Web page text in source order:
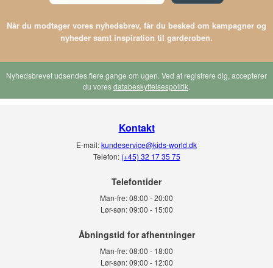
Når du modtager vores nyhedsbrev, får du besked om kampagner og
nyheder samt inspiration til garderoben.
Nyhedsbrevet udsendes flere gange om ugen. Ved at registrere dig, accepterer
du voresdatabeskyttelsespolitik.
Kontakt
E-mail:kundeservice@kids-world.dk
Telefon: (+45) 32 17 35 75
Telefontider
Man-fre:08:00 - 20:00
Lør-søn: 09:00 - 15:00
Man-fre:08:00 - 18:00
Lør-søn:09:00 - 12:00